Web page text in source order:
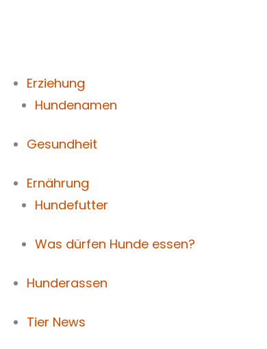
Erziehung
Hundenamen
Gesundheit
Ernährung
Hundefutter
Was dürfen Hunde essen?
Hunderassen
Tier News